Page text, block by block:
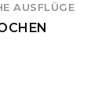
AUSFLÜGE